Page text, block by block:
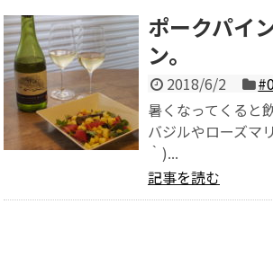
ポークパイ
ン。
2018/6/2
暑くなってくると
バジルやローズマ
｀)...
記事を読む